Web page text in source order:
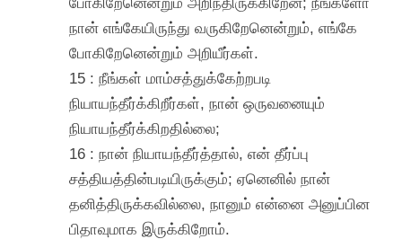
நான் எங்கேயிருந்து வருகிறேனென்றும், எங்கே
போகிறேனென்றும் அறியீர்கள்.
15 : நீங்கள் மாம்சத்துக்கேற்றபடி
நியாயந்தீர்க்கிறீர்கள், நான் ஒருவனையும்
நியாயந்தீர்க்கிறதில்லை;
16 : நான் நியாயந்தீர்த்தால், என் தீர்ப்பு
சத்தியத்தின்படியிருக்கும்; ஏனெனில் நான்
தனித்திருக்கவில்லை, நானும் என்னை அனுப்பின
பிதாவுமாக இருக்கிறோம்.